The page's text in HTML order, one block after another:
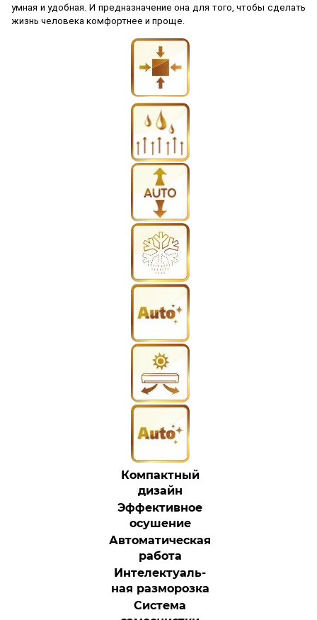
умная и удобная. И предназначение она для того, чтобы сделать
жизнь человека комфортнее и проще.
Компактный
дизайн
Эффективное
осушение
Автоматическая
работа
Интелектуаль-
ная разморозка
Система